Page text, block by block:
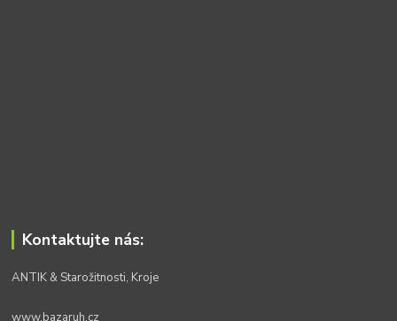
Kontaktujte nás:
ANTIK & Starožitnosti, Kroje
www.bazaruh.cz